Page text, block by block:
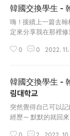
後門電梯了！ Naver
門前面的這條路算是
的銀杏很漂亮（但
整體驗XD） 然後後
就會想要犒賞自己但
就開始踏上了吃酵
素之後可以感覺的到
像沒有那麼罪惡了哈
上的哈密瓜風味（
密瓜酵素就雀屏中選
一開始根本沒有吃酵
了就是會被他們各種
種beauty的東東..
韓國交換學生 -
嗨！接續上一篇去
定來分享我在那裡
환학생 - 한림대학교
然去年剛好碰到疫
（要隔離or機票被
管我推不推薦，大
去選擇會更合適呦
參考：我本來是心理
學期） 1. 읽기와 쓰기
0 0 2022. 11.
韓國交換學生 -
림대학교
突然覺得自己可以
經歷～ 默默的就回